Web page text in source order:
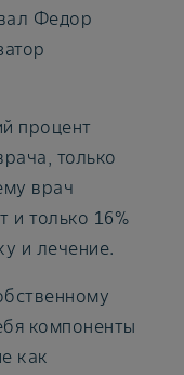
Федор
процент
только
врач
и только 16%
и лечение.
компоненты
как